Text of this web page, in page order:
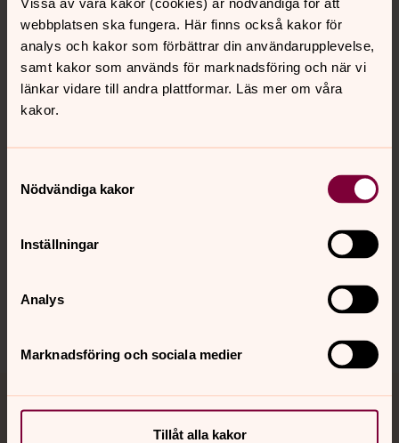
webbplatsen ska fungera. Här finns också kakor för
analys och kakor som förbättrar din användarupplevelse,
samt kakor som används för marknadsföring och när vi
länkar vidare till andra plattformar. Läs mer om våra
kakor.
Nödvändiga kakor
Inställningar
Analys
Marknadsföring och sociala medier
Tillåt alla kakor
Kontakt
Kalender
Jourhavande präst